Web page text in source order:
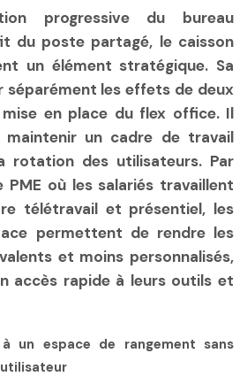
progressive du bureau
du poste partagé, le caisson
un élément stratégique. Sa
séparément les effets de deux
en place du flex office. Il
maintenir un cadre de travail
rotation des utilisateurs. Par
PME où les salariés travaillent
télétravail et présentiel, les
permettent de rendre les
et moins personnalisés,
accès rapide à leurs outils et
à un espace de rangement sans
utilisateur